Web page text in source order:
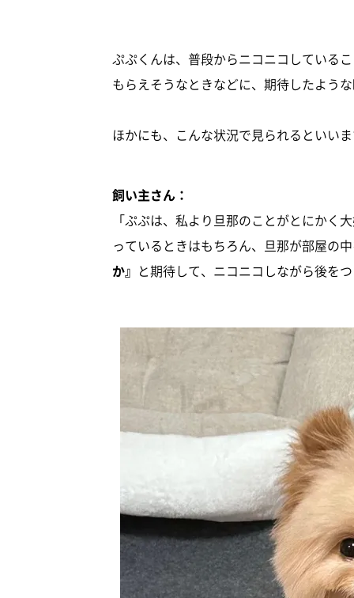
ぷぷくんは、普段からニコニコしている
もらえそうなときなどに、期待したよう
ほかにも、こんな状況で見られるといい
飼い主さん：
「ぷぷは、私より旦那のことがとにかく
っているときはもちろん、旦那が部屋の
か』 と期待して、ニコニコしながら後を